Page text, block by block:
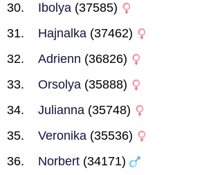
Ibolya (37585)
Hajnalka (37462)
Adrienn (36826)
Orsolya (35888)
Julianna (35748)
Veronika (35536)
Norbert (34171)